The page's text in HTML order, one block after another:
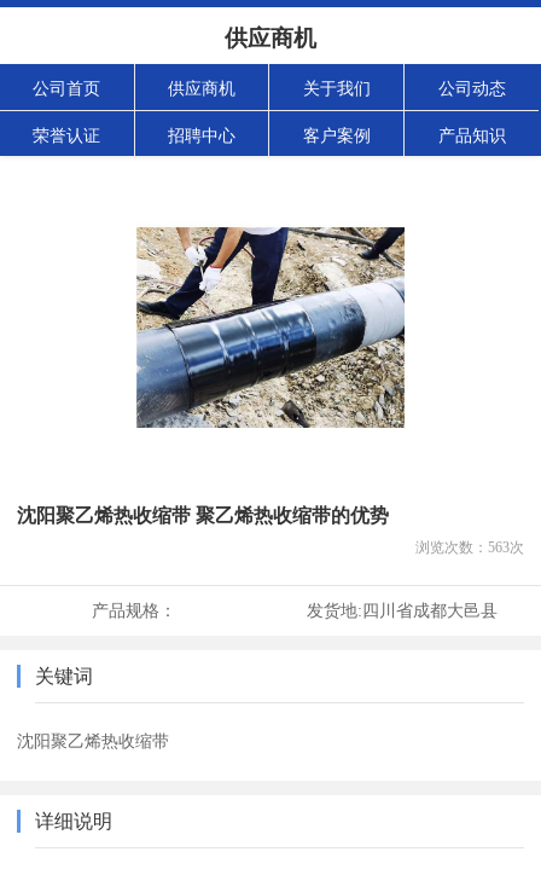
供应商机
公司首页 供应商机 关于我们 公司动态
荣誉认证 招聘中心 客户案例 产品知识
沈阳聚乙烯热收缩带 聚乙烯热收缩带的优势
浏览次数： 563次
产品规格： 发货地:四川省成都大邑县
关键词
沈阳聚乙烯热收缩带
详细说明